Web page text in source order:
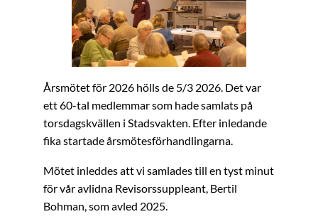
Årsmötet för 2026 hölls de 5/3 2026. Det var
ett 60-tal medlemmar som hade samlats på
torsdagskvällen i Stadsvakten. Efter inledande
fika startade årsmötesförhandlingarna.
Mötet inleddes att vi samlades till en tyst minut
för vår avlidna Revisorssuppleant, Bertil
Bohman, som avled 2025.